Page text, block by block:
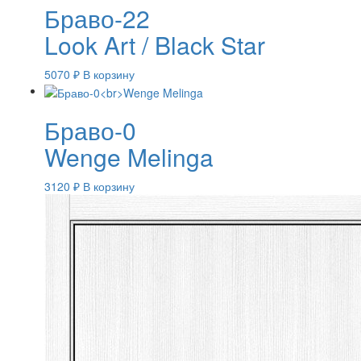
Браво-22
Look Art / Black Star
5070 ₽ В корзину
Браво-0
Wenge Melinga
3120 ₽ В корзину